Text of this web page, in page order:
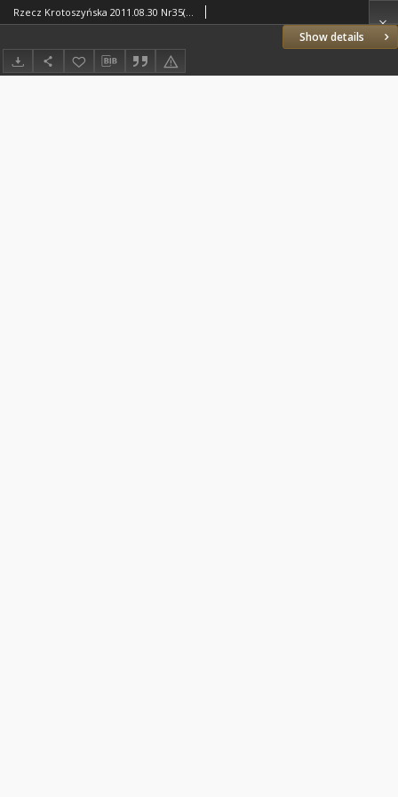
Show details
Rzecz Krotoszyńska 2011.08.30 Nr35(853)